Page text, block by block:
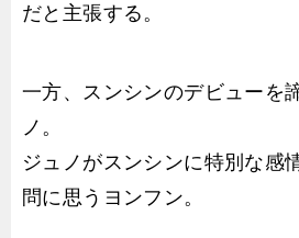
だと主張する。
一方、スンシンのデビューを
ノ。
ジュノがスンシンに特別な感
問に思うヨンフン。